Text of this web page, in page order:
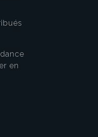
en